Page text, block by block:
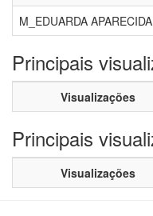
M_EDUARDA
Principais
Visualizações
Principais
Visualizações